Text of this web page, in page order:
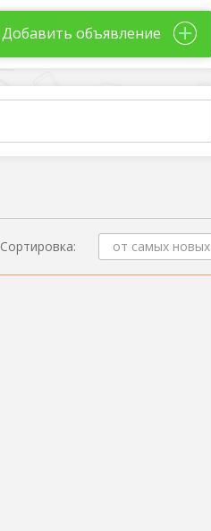
Добавить объявление
Сортировка: от самых новых